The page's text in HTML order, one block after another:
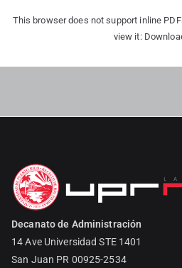
This browser does not support inline
view it:
Decanato de Administración
14 Ave Universidad STE 1401
San Juan PR 00925-2534